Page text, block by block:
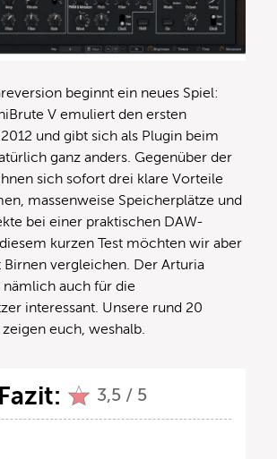
beginnt ein neues Spiel:
V emuliert den ersten
und gibt sich als Plugin beim
ganz anders. Gegenüber der
sich sofort drei klare Vorteile
massenweise Speicherplätze und
bei einer praktischen DAW-
kurzen Test möchten wir aber
vergleichen. Der Arturia
nämlich auch für die
interessant. Unsere rund 20
euch, weshalb.
3,5 / 5